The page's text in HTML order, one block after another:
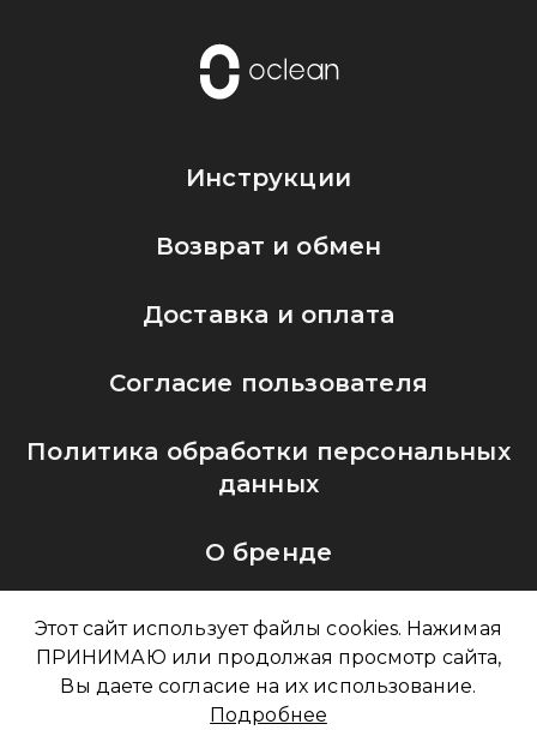
Инструкции
Возврат и обмен
Доставка и оплата
Согласие пользователя
Политика обработки персональных
данных
О бренде
sales@ocleantech.ru
Этот сайт использует файлы cookies. Нажимая
ПРИНИМАЮ или продолжая просмотр сайта,
Вы даете согласие на их использование.
Подробнее